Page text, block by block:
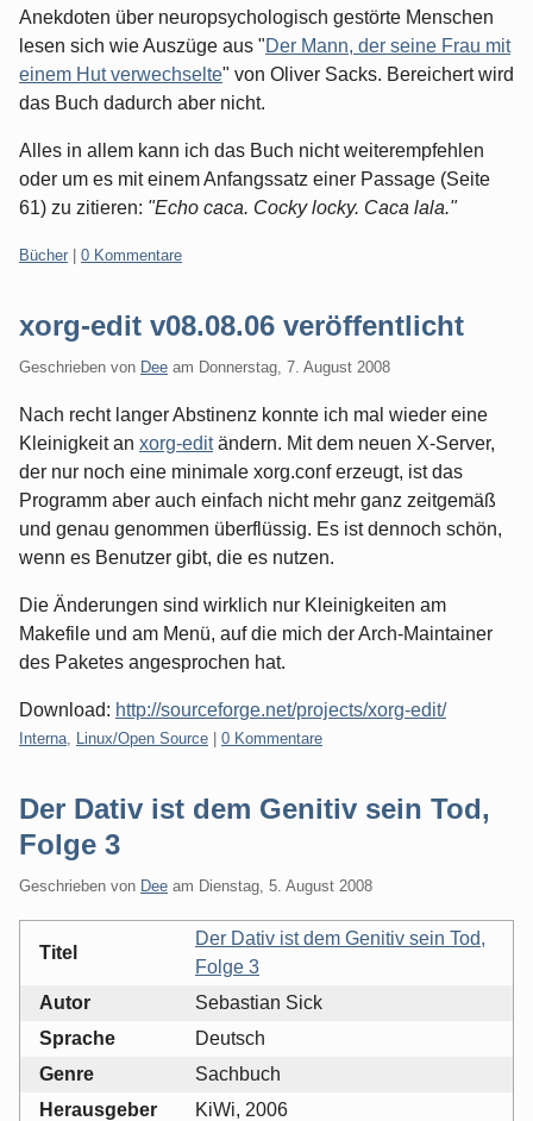
Anekdoten über neuropsychologisch gestörte Menschen
lesen sich wie Auszüge aus "Der Mann, der seine Frau mit
einem Hut verwechselte" von Oliver Sacks. Bereichert wird
das Buch dadurch aber nicht.
Alles in allem kann ich das Buch nicht weiterempfehlen
oder um es mit einem Anfangssatz einer Passage (Seite
61) zu zitieren: "Echo caca. Cocky locky. Caca lala."
Kategorien:
Bücher | 0 Kommentare
xorg-edit v08.08.06 veröffentlicht
Geschrieben von Dee am Donnerstag, 7. August 2008
Nach recht langer Abstinenz konnte ich mal wieder eine
Kleinigkeit an xorg-editändern. Mit dem neuen X-Server,
der nur noch eine minimale xorg.conf erzeugt, ist das
Programm aber auch einfach nicht mehr ganz zeitgemäß
und genau genommen überflüssig. Es ist dennoch schön,
wenn es Benutzer gibt, die es nutzen.
Die Änderungen sind wirklich nur Kleinigkeiten am
Makefile und am Menü, auf die mich der Arch-Maintainer
des Paketes angesprochen hat.
Download: http://sourceforge.net/projects/xorg-edit/
Kategorien:
Interna Linux/Open Source | 0 Kommentare
Der Dativ ist dem Genitiv sein Tod,
Folge 3
Geschrieben von Dee am Dienstag, 5. August 2008
Titel
Der Dativ ist dem Genitiv sein Tod,
Folge 3
Autor
Sebastian Sick
Sprache
Deutsch
Genre
Sachbuch
Herausgeber
KiWi, 2006